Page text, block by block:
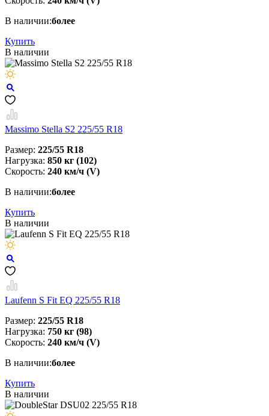
В наличии:более
Купить
В наличии
Massimo Stella S2 225/55 R18
Размер: 225/55 R18
Нагрузка: 850 кг (102)
Скорость: 240 км/ч (V)
В наличии:более
Купить
В наличии
Laufenn S Fit EQ 225/55 R18
Размер: 225/55 R18
Нагрузка: 750 кг (98)
Скорость: 240 км/ч (V)
В наличии:более
Купить
В наличии